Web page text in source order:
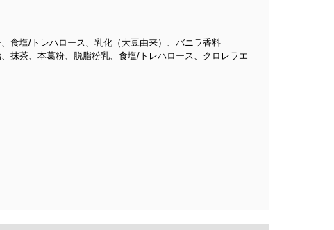
食塩/トレハロース、乳化（大豆由来）、バニラ香料
抹茶、本葛粉、脱脂粉乳、食塩/トレハロース、クロレラエ